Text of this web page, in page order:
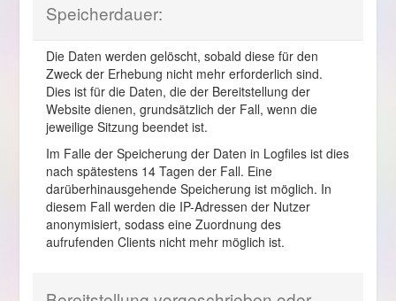
Speicherdauer:
Die Daten werden gelöscht, sobald diese für den
Zweck der Erhebung nicht mehr erforderlich sind.
Dies ist für die Daten, die der Bereitstellung der
Website dienen, grundsätzlich der Fall, wenn die
jeweilige Sitzung beendet ist.
Im Falle der Speicherung der Daten in Logfiles ist dies
nach spätestens 14 Tagen der Fall. Eine
darüberhinausgehende Speicherung ist möglich. In
diesem Fall werden die IP-Adressen der Nutzer
anonymisiert, sodass eine Zuordnung des
aufrufenden Clients nicht mehr möglich ist.